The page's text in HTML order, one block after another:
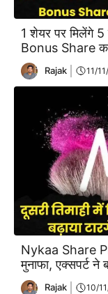
1 शेयर पर मिलेंगे 5
Bonus Share का
Rajak 11/
Nykaa Share
मुनाफा, एक्सपर्ट ने
Rajak 10/